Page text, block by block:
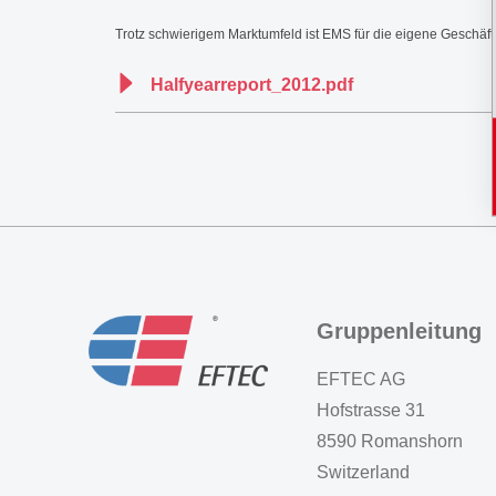
Trotz schwierigem Marktumfeld ist EMS für die eigene
Halfyearreport_2012.pdf
Gruppenleitung
EFTEC AG
Hofstrasse 31
8590 Romanshorn
Switzerland